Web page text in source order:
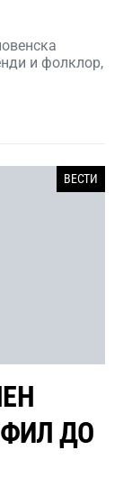
и фолклор,
ВЕСТИ
ДО